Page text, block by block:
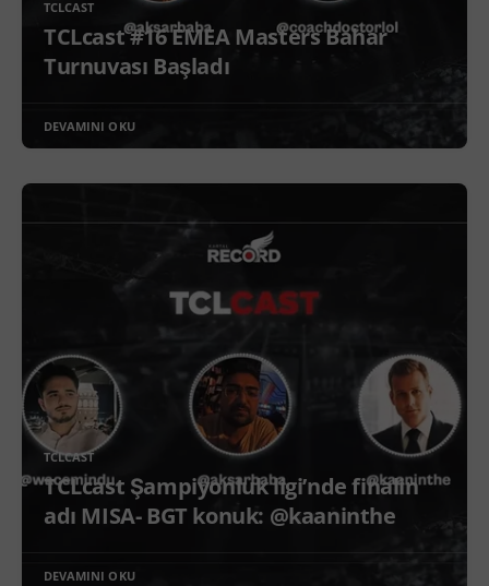
TCLCAST
TCLcast #16 EMEA Masters Bahar
Turnuvası Başladı
DEVAMINI OKU
TCLCAST
TCLcast Şampiyonluk ligi’nde finalin
adı MISA- BGT konuk: @kaaninthe
DEVAMINI OKU